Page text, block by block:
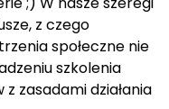
z czego
społeczne nie
szkolenia
zasadami działania